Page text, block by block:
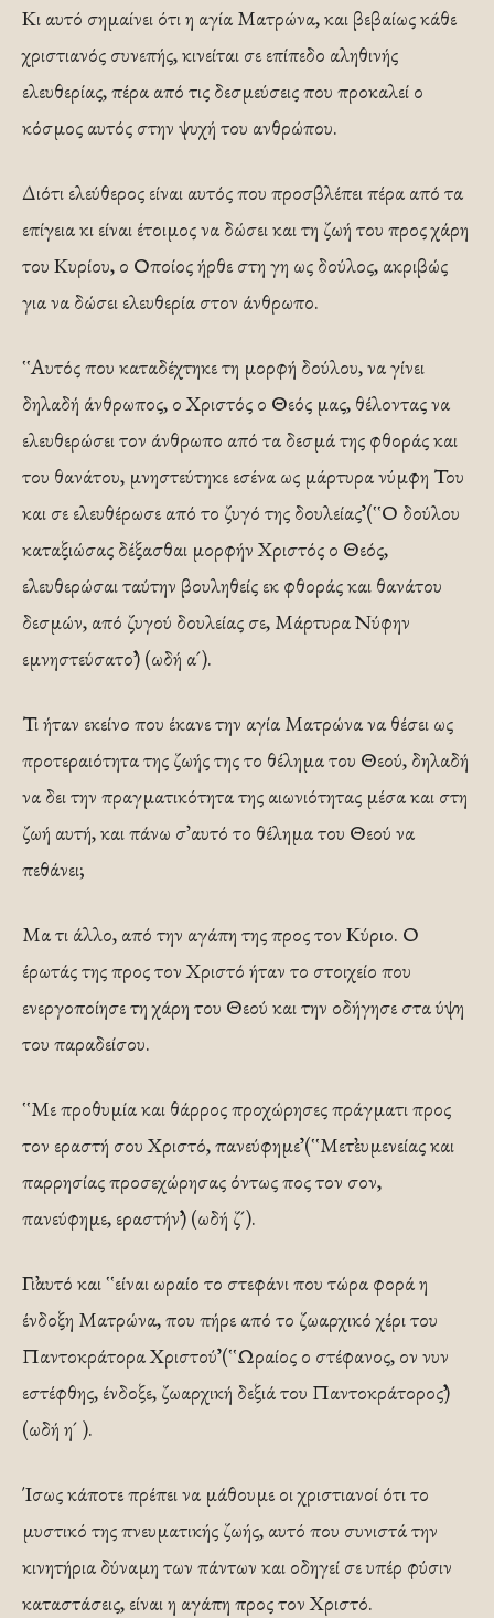
Κι αυτό σημαίνει ότι η αγία Ματρώνα, και βεβαίως κάθε
χριστιανός συνεπής, κινείται σε επίπεδο αληθινής
ελευθερίας, πέρα από τις δεσμεύσεις που προκαλεί ο
κόσμος αυτός στην ψυχή του ανθρώπου.
Διότι ελεύθερος είναι αυτός που προσβλέπει πέρα από τα
επίγεια κι είναι έτοιμος να δώσει και τη ζωή του προς χάρη
του Κυρίου, ο Οποίος ήρθε στη γη ως δούλος, ακριβώς
για να δώσει ελευθερία στον άνθρωπο.
῾῾Αυτός που καταδέχτηκε τη μορφή δούλου, να γίνει
δηλαδή άνθρωπος, ο Χριστός ο Θεός μας, θέλοντας να
ελευθερώσει τον άνθρωπο από τα δεσμά της φθοράς και
του θανάτου, μνηστεύτηκε εσένα ως μάρτυρα νύμφη Του
και σε ελευθέρωσε από το ζυγό της δουλείας᾽᾽ (῾῾Ο δούλου
καταξιώσας δέξασθαι μορφήν Χριστός ο Θεός,
ελευθερώσαι ταύτην βουληθείς εκ φθοράς και θανάτου
δεσμών, από ζυγού δουλείας σε, Μάρτυρα Νύφην
εμνηστεύσατο᾽᾽) (ωδή α´).
Τι ήταν εκείνο που έκανε την αγία Ματρώνα να θέσει ως
προτεραιότητα της ζωής της το θέλημα του Θεού, δηλαδή
να δει την πραγματικότητα της αιωνιότητας μέσα και στη
ζωή αυτή, και πάνω σ᾽ αυτό το θέλημα του Θεού να
πεθάνει;
Μα τι άλλο, από την αγάπη της προς τον Κύριο. Ο
έρωτάς της προς τον Χριστό ήταν το στοιχείο που
ενεργοποίησε τη χάρη του Θεού και την οδήγησε στα ύψη
του παραδείσου.
῾῾Με προθυμία και θάρρος προχώρησες πράγματι προς
τον εραστή σου Χριστό, πανεύφημε᾽᾽ (῾῾Μετ᾽ευμενείας και
παρρησίας προσεχώρησας όντως πος τον σον,
πανεύφημε, εραστήν᾽᾽) (ωδή ζ´).
Γι᾽αυτό και ῾῾είναι ωραίο το στεφάνι που τώρα φορά η
ένδοξη Ματρώνα, που πήρε από το ζωαρχικό χέρι του
Παντοκράτορα Χριστού᾽᾽ (῾῾Ωραίος ο στέφανος, ον νυν
εστέφθης, ένδοξε, ζωαρχική δεξιά του Παντοκράτορος᾽᾽)
(ωδή η´ ).
Ίσως κάποτε πρέπει να μάθουμε οι χριστιανοί ότι το
μυστικό της πνευματικής ζωής, αυτό που συνιστά την
κινητήρια δύναμη των πάντων και οδηγεί σε υπέρ φύσιν
καταστάσεις, είναι η αγάπη προς τον Χριστό.